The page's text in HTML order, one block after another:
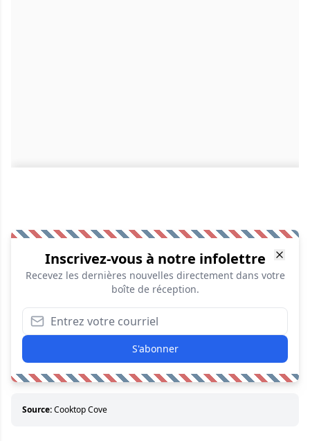
Inscrivez-vous à notre infolettre
Recevez les dernières nouvelles directement dans votre
boîte de réception.
S'abonner
Source:Cooktop Cove